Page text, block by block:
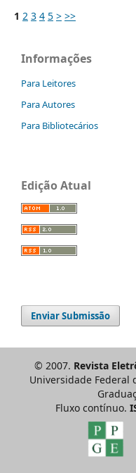
1 2 3 4 5 > >>
Informações
Para Leitores
Para Autores
Para Bibliotecários
Edição Atual
Enviar Submissão
© 2007. Revista
Universidade Federal
Fluxo contínuo.